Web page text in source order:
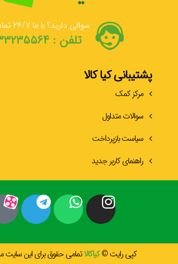
سوالی دارید؟ با ما ۲۴/۷ تماس بگیرید
تلفن : ۰۴۵۳۳۲۳۵۵۶۴
پشتیبانی کیا کالا
مرکز کمک
سوالات متداول
سیاست بازپرداخت
راهنمای کاربر جدید
کپی رایت ©کیاکالاتمامی حقوق برای این